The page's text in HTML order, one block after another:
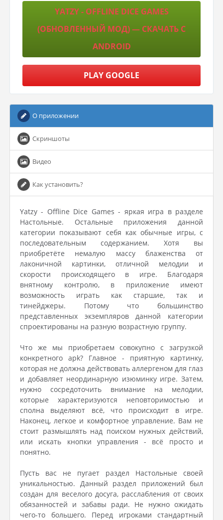
YATZY - OFFLINE DICE GAMES
(ОБНОВЛЕННЫЙ МОД) — СКАЧАТЬ С
ANDROID
PLAY GOOGLE
О приложении
Скриншоты
Видео
Как установить?
Yatzy - Offline Dice Games - яркая игра в разделе
Настольные. Остальные приложения данной
категории показывают себя как обычные игры, с
последовательным содержанием. Хотя вы
приобретёте немалую массу блаженства от
лаконичной картинки, отличной мелодии и
скорости происходящего в игре. Благодаря
внятному контролю, в приложение имеют
возможность играть как старшие, так и
тинейджеры. Потому что большинство
представленных экземпляров данной категории
спроектированы на разную возрастную группу.
Что же мы приобретаем совокупно с загрузкой
конкретного apk? Главное - приятную картинку,
которая не должна действовать аллергеном для глаз
и добавляет неординарную изюминку игре. Затем,
нужно сосредоточить внимание на мелодии,
которые характеризуются неповторимостью и
сполна выделяют всё, что происходит в игре.
Наконец, легкое и комфортное управление. Вам не
стоит размышлять над поиском нужных действий,
или искать кнопки управления - всё просто и
понятно.
Пусть вас не пугает раздел Настольные своей
уникальностью. Данный раздел приложений был
создан для веселого досуга, расслабления от своих
обязанностей и забавы ради. Не нужно ожидать
чего-то большего. Перед игроками стандартный